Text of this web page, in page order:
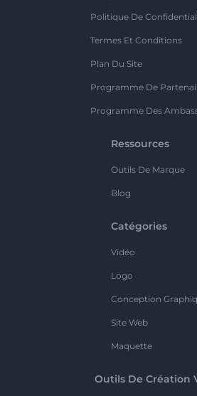
Politique De
Termes Et Conditions
Plan Du Site
Programme De
Programme Des
Ressources
Outils De Marque
Blog
Catégories
Vidéo
Logo
Conception
Site Web
Maquette
Outils De Création